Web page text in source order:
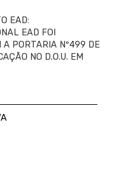
EAD:
EAD FOI
A PORTARIA Nº499 DE
NO D.O.U. EM